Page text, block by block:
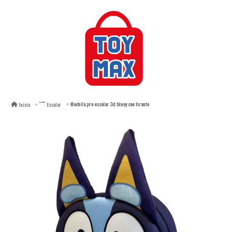
Inicio Escolar Mochila pre-escolar 3d bluey con tirante